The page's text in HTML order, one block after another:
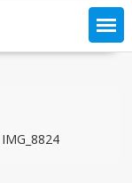
IMG_8824